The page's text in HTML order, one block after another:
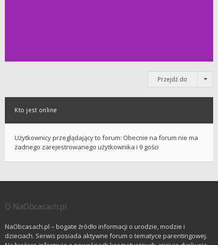
Przejdź do
Kto jest online
Użytkownicy przeglądający to forum: Obecnie na forum nie ma
żadnego zarejestrowanego użytkownika i 9 gości
O NaObcasach.pl
NaObcasach.pl – bogate źródło informacji o urodzie, modzie i
dzieciach. Serwis posiada aktywne forum o tematyce parentingowej.